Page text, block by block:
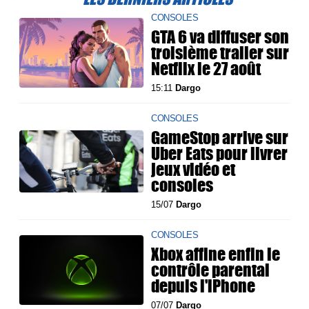
CONSOLES
GTA 6 va diffuser son
troisième trailer sur
Netflix le 27 août
15:11 Dargo
CONSOLES
GameStop arrive sur
Uber Eats pour livrer
jeux vidéo et
consoles
15/07 Dargo
CONSOLES
Xbox affine enfin le
contrôle parental
depuis l'iPhone
07/07 Dargo